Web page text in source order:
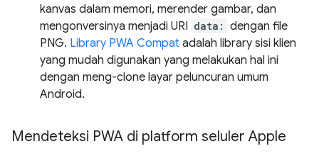
kanvas dalam memori, merender gambar, dan
mengonversinya menjadi URI data: dengan file
PNG. Library PWA Compat adalah library sisi klien
yang mudah digunakan yang melakukan hal ini
dengan meng-clone layar peluncuran umum
Android.
Mendeteksi PWA di platform seluler Apple